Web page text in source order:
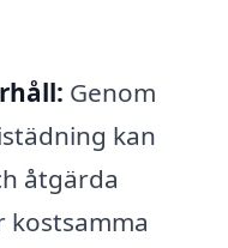
Genom
kan
åtgärda
kostsamma